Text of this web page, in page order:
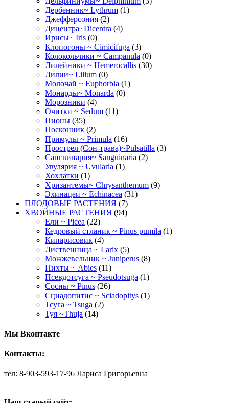
Дербенник~ Lythrum (1)
Джефферсония (2)
Дицентра~Dicentra (4)
Ирисы~ Iris (0)
Клопогоны ~ Cimicifuga (3)
Колокольчики ~ Campanula (0)
Лилейники ~ Hemerocallis (30)
Лилии~ Lilium (0)
Молочай ~ Euphorbia (1)
Монарды~ Monarda (0)
Морозники (4)
Очитки ~ Sedum (11)
Пионы (35)
Посконник (2)
Примулы ~ Primula (16)
Прострел (Сон-трава)~Pulsatilla (3)
Сангвинария~ Sanguinaria (2)
Увулярия ~ Uvularia (1)
Хохлатки (1)
Хризантемы~ Chrysanthemum (9)
Эхинацеи ~ Echinacea (31)
ПЛОДОВЫЕ РАСТЕНИЯ (7)
ХВОЙНЫЕ РАСТЕНИЯ (94)
Ели ~ Picea (22)
Кедровый стланик ~ Pinus pumila (1)
Кипарисовик (4)
Лиственница ~ Larix (5)
Можжевельник ~ Juniperus (8)
Пихты ~ Abies (11)
Псевдотсуга ~ Pseudotsuga (1)
Сосны ~ Pinus (26)
Сциадопитис ~ Sciadopitys (1)
Тсуга ~ Tsuga (2)
Туя ~Thuja (14)
Мы Вконтакте
Контакты:
тел: 8-903-593-17-96 Лариса Григорьевна